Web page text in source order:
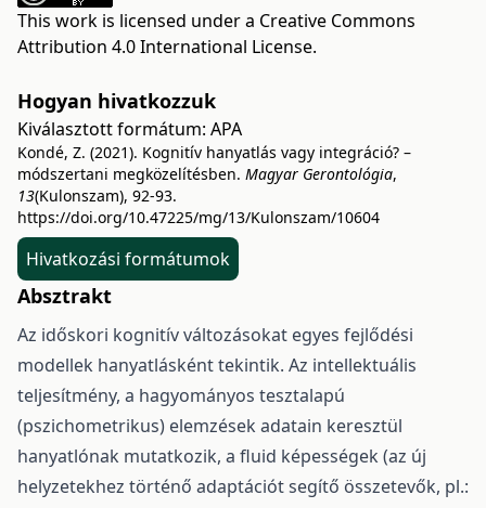
This work is licensed under a Creative Commons
Attribution 4.0 International License.
Hogyan hivatkozzuk
Kiválasztott formátum: APA
Kondé, Z. (2021). Kognitív hanyatlás vagy integráció? –
módszertani megközelítésben. Magyar Gerontológia,
13(Kulonszam), 92-93.
https://doi.org/10.47225/mg/13/Kulonszam/10604
Hivatkozási formátumok
Absztrakt
Az időskori kognitív változásokat egyes fejlődési
modellek hanyatlásként tekintik. Az intellektuális
teljesítmény, a hagyományos tesztalapú
(pszichometrikus) elemzések adatain keresztül
hanyatlónak mutatkozik, a fluid képességek (az új
helyzetekhez történő adaptációt segítő összetevők, pl.: